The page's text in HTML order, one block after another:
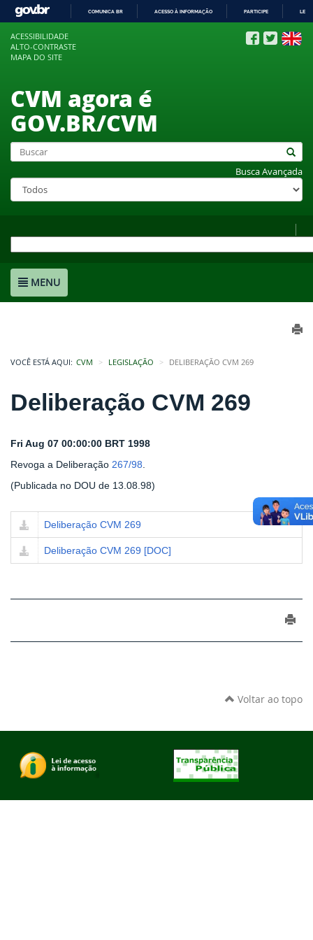
COMUNICA BR ACESSO À INFORMAÇÃO PARTICIPE
ACESSIBILIDADE
ALTO-CONTRASTE
MAPA DO SITE
CVM agora é
GOV.BR/CVM
Busca Avançada
MENU
VOCÊ ESTÁ AQUI: CVM LEGISLAÇÃO DELIBERAÇÃO CVM 269
Deliberação CVM 269
Fri Aug 07 00:00:00 BRT 1998
Revoga a Deliberação 267/98
(Publicada no DOU de 13.08.98)
Deliberação CVM 269
Deliberação CVM 269 [DOC]
Voltar ao topo